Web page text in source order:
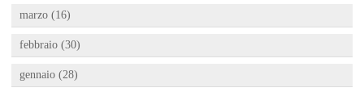
marzo (16)
febbraio (30)
gennaio (28)